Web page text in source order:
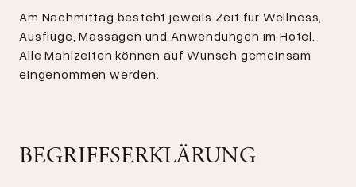
Am Nachmittag besteht jeweils Zeit für Wellness,
Ausflüge, Massagen und Anwendungen im Hotel.
Alle Mahlzeiten können auf Wunsch gemeinsam
eingenommen werden.
BEGRIFFSERKLÄRUNG